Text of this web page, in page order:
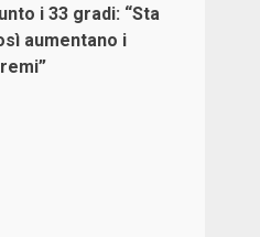
i 33 gradi: “Sta
aumentano i